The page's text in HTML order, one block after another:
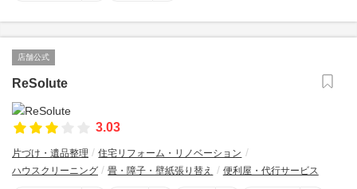
店舗公式
ReSolute
3.03
片づけ・遺品整理
住宅リフォーム・リノベーション
ハウスクリーニング
畳・障子・壁紙張り替え 便利屋・代行サービス